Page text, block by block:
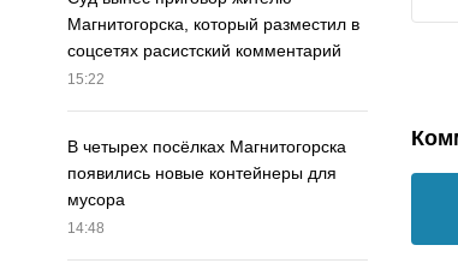
Магнитогорска, который разместил в
соцсетях расистский комментарий
15:22
В четырех посёлках Магнитогорска
появились новые контейнеры для
мусора
14:48